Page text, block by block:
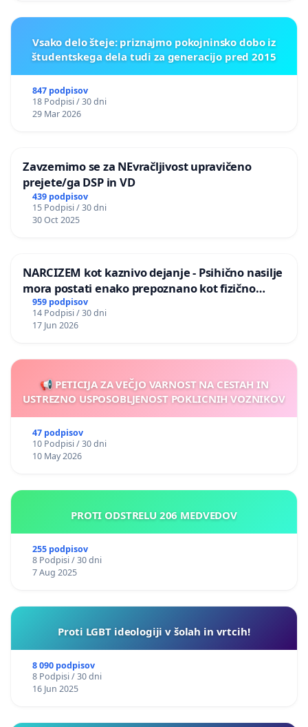
Vsako delo šteje: priznajmo pokojninsko dobo iz
študentskega dela tudi za generacijo pred 2015
847 podpisov
18 Podpisi / 30 dni
29 Mar 2026
Zavzemimo se za NEvračljivost upravičeno
prejete/ga DSP in VD
439 podpisov
15 Podpisi / 30 dni
30 Oct 2025
NARCIZEM kot kaznivo dejanje - Psihično nasilje
mora postati enako prepoznano kot fizično
nasilje
959 podpisov
14 Podpisi / 30 dni
17 Jun 2026
📢 PETICIJA ZA VEČJO VARNOST NA CESTAH IN
USTREZNO USPOSOBLJENOST POKLICNIH VOZNIKOV
47 podpisov
10 Podpisi / 30 dni
10 May 2026
PROTI ODSTRELU 206 MEDVEDOV
255 podpisov
8 Podpisi / 30 dni
7 Aug 2025
Proti LGBT ideologiji v šolah in vrtcih!
8 090 podpisov
8 Podpisi / 30 dni
16 Jun 2025